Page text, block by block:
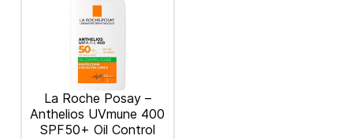
La Roche Posay –
Anthelios UVmune 400
SPF50+ Oil Control